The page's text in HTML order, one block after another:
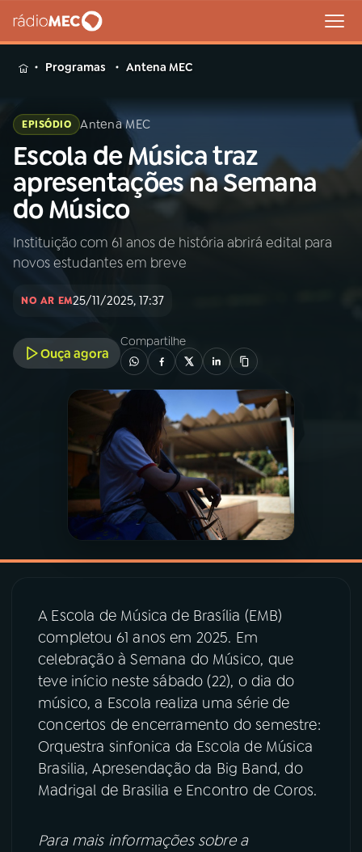
MENU
Buscar
na
Rádio
MEC
Buscar
Início AO VIVO
INÍCIO
A RÁDIO
PROGRAMAÇÃO
PROGRAMAS
PODCASTS
06VIDEOCASTS
07ÚLTIMAS
08PRÊMIO RÁDIO MEC
ACOMPANHE A RÁDIO MEC
YouTube Facebook
Instagram X
TikTok
Programas Antena MEC
EPISÓDIO Antena MEC
Escola de Música traz
apresentações na Semana
do Músico
Instituição com 61 anos de história abrirá edital para
novos estudantes em breve
NO AR EM25/11/2025, 17:37
Ouça agora
Compartilhe
A Escola de Música de Brasília (EMB)
completou 61 anos em 2025. Em
celebração à Semana do Músico, que
teve início neste sábado (22), o dia do
músico, a Escola realiza uma série de
concertos de encerramento do semestre:
Orquestra sinfonica da Escola de Música
Brasilia, Apresendação da Big Band, do
Madrigal de Brasilia e Encontro de Coros.
Para mais informações sobre a